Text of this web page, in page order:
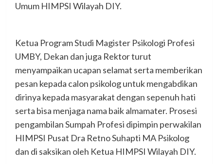
Umum HIMPSI Wilayah DIY.
Ketua Program Studi Magister Psikologi Profesi
UMBY, Dekan dan juga Rektor turut
menyampaikan ucapan selamat serta memberikan
pesan kepada calon psikolog untuk mengabdikan
dirinya kepada masyarakat dengan sepenuh hati
serta bisa menjaga nama baik almamater. Prosesi
pengambilan Sumpah Profesi dipimpin perwakilan
HIMPSI Pusat Dra Retno Suhapti MA Psikolog
dan di saksikan oleh Ketua HIMPSI Wilayah DIY.